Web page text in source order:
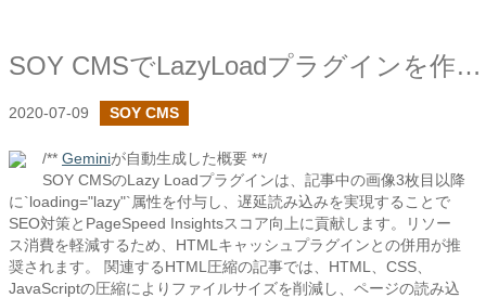
SOY CMSでLazyLoadプラグインを作成しました
2020-07-09 SOY CMS
/** Geminiが自動生成した概要 **/
SOY CMSのLazy Loadプラグインは、記事中の画像3枚目以降
に`loading="lazy"`属性を付与し、遅延読み込みを実現することで
SEO対策とPageSpeed Insightsスコア向上に貢献します。リソー
ス消費を軽減するため、HTMLキャッシュプラグインとの併用が推
奨されます。 関連するHTML圧縮の記事では、HTML、CSS、
JavaScriptの圧縮によりファイルサイズを削減し、ページの読み込